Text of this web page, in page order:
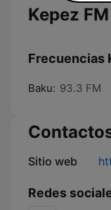
Kepez
Frecuencias
Baku: 93.3 FM
Sitio web
Redes